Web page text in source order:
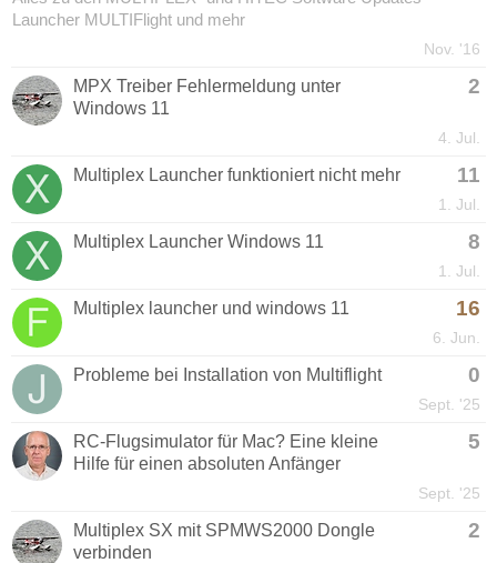
Launcher MULTIFlight und mehr
Nov. '16
MPX Treiber Fehlermeldung unter
Windows 11
2
4. Jul.
Multiplex Launcher funktioniert nicht mehr 11
1. Jul.
Multiplex Launcher Windows 11 8
1. Jul.
Multiplex launcher und windows 11 16
6. Jun.
Probleme bei Installation von Multiflight 0
Sept. '25
RC-Flugsimulator für Mac? Eine kleine
Hilfe für einen absoluten Anfänger
5
Sept. '25
Multiplex SX mit SPMWS2000 Dongle
verbinden
2